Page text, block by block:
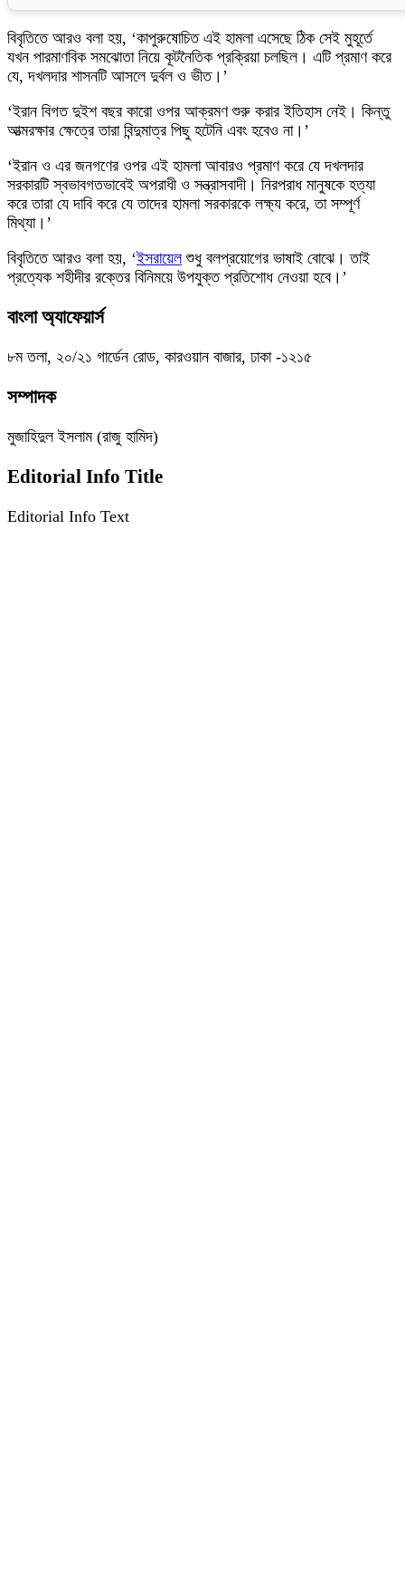
বিবৃতিতে আরও বলা হয়, ‘কাপুরুষোচিত এই হামলা এসেছে ঠিক সেই মুহূর্তে
যখন পারমাণবিক সমঝোতা নিয়ে কূটনৈতিক প্রক্রিয়া চলছিল। এটি প্রমাণ করে
যে, দখলদার শাসনটি আসলে দুর্বল ও ভীত।’
‘ইরান বিগত দুইশ বছর কারো ওপর আক্রমণ শুরু করার ইতিহাস নেই। কিন্তু
আত্মরক্ষার ক্ষেত্রে তারা বিন্দুমাত্র পিছু হটেনি এবং হবেও না।’
‘ইরান ও এর জনগণের ওপর এই হামলা আবারও প্রমাণ করে যে দখলদার
সরকারটি স্বভাবগতভাবেই অপরাধী ও সন্ত্রাসবাদী। নিরপরাধ মানুষকে হত্যা
করে তারা যে দাবি করে যে তাদের হামলা সরকারকে লক্ষ্য করে, তা সম্পূর্ণ
মিথ্যা।’
বিবৃতিতে আরও বলা হয়, ‘ইসরায়েলশুধু বলপ্রয়োগের ভাষাই বোঝে। তাই
প্রত্যেক শহীদীর রক্তের বিনিময়ে উপযুক্ত প্রতিশোধ নেওয়া হবে।’
বাংলা অ্যাফেয়ার্স
৮ম তলা, ২০/২১ গার্ডেন রোড, কারওয়ান বাজার, ঢাকা -১২১৫
সম্পাদক
মুজাহিদুল ইসলাম (রাজু হামিদ)
Editorial Info Title
Editorial Info Text